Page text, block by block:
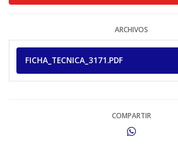
ARCHIVOS
FICHA_TECNICA_3171.PDF
COMPARTIR